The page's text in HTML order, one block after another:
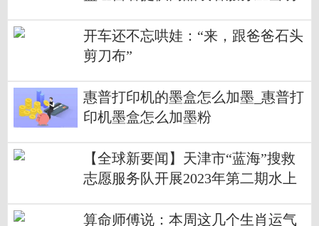
开车还不忘哄娃：“来，跟爸爸石头
剪刀布”
惠普打印机的墨盒怎么加墨_惠普打
印机墨盒怎么加墨粉
【全球新要闻】天津市“蓝海”搜救
志愿服务队开展2023年第二期水上
算命师傅说：本周这几个生肖运气